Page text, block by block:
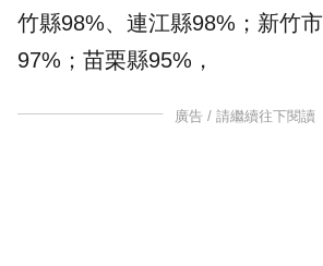
竹縣98%、連江縣98%；新竹
97%；苗栗縣95%，
廣告 / 請繼續往下閱讀